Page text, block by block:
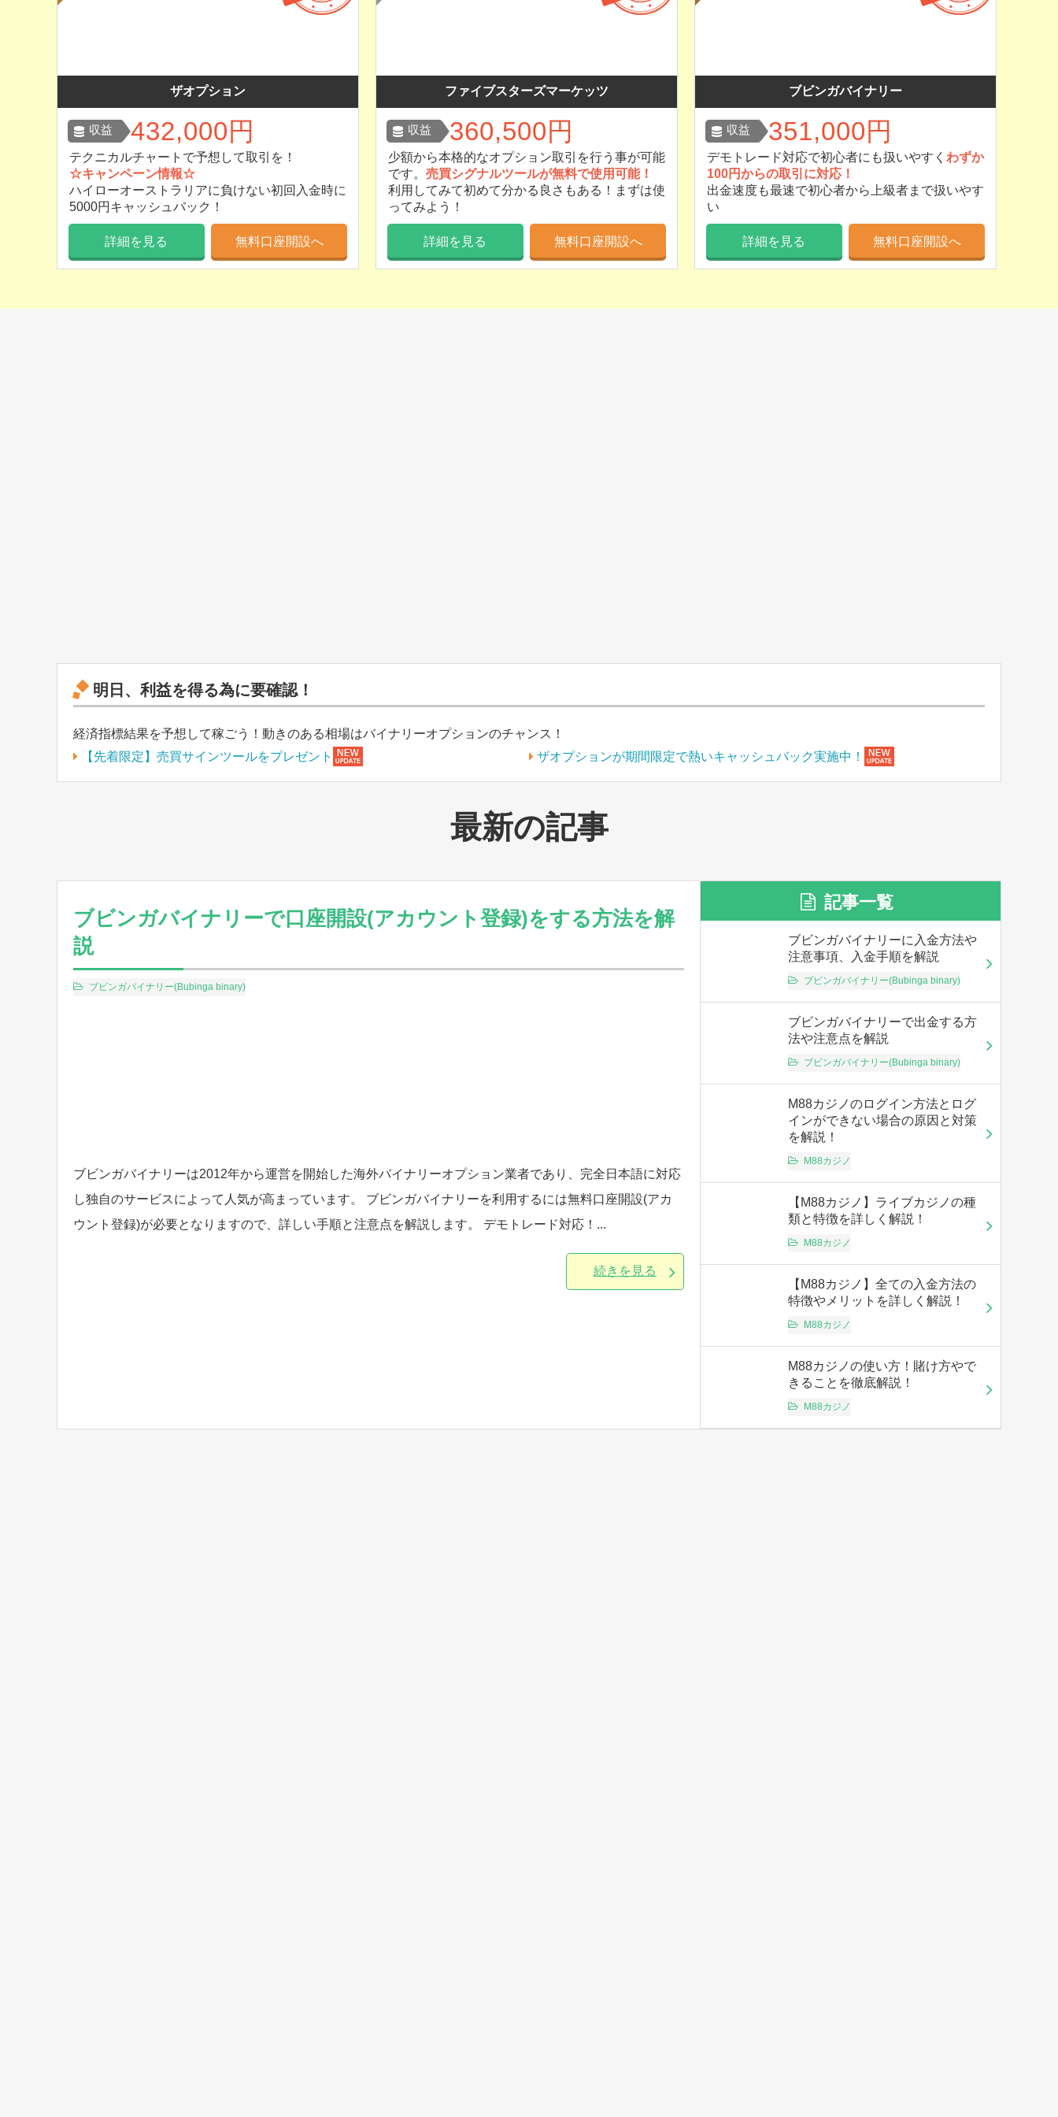
ザオプション
収益 432,000円
テクニカルチャートで予想して取引を！
☆キャンペーン情報☆
ハイローオーストラリアに負けない初回入金時に
5000円キャッシュバック！
詳細を見る 無料口座開設へ
ファイブスターズマーケッツ
収益 360,500円
少額から本格的なオプション取引を行う事が可能
です。 売買シグナルツールが無料で使用可能！
利用してみて初めて分かる良さもある！まずは使
ってみよう！
詳細を見る 無料口座開設へ
ブビンガバイナリー
収益 351,000円
デモトレード対応で初心者にも扱いやすく わずか
100円からの取引に対応！
出金速度も最速で初心者から上級者まで扱いやす
い
詳細を見る 無料口座開設へ
明日、利益を得る為に要確認！
経済指標結果を予想して稼ごう！動きのある相場はバイナリーオプションのチャンス！
【先着限定】売買サインツールをプレゼント
ザオプションが期間限定で熱いキャッシュバック実施中！
最新の記事
ブビンガバイナリーで口座開設(アカウント登録)をする方法を解
説
ブビンガバイナリー(Bubinga binary)
ブビンガバイナリーは2012年から運営を開始した海外バイナリーオプション業者であり、完全日本語に対応
し独自のサービスによって人気が高まっています。 ブビンガバイナリーを利用するには無料口座開設(アカ
ウント登録)が必要となりますので、詳しい手順と注意点を解説します。 デモトレード対応！...
続きを見る
記事一覧
ブビンガバイナリーに入金方法や
注意事項、入金手順を解説
ブビンガバイナリー(Bubinga binary)
ブビンガバイナリーで出金する方
法や注意点を解説
ブビンガバイナリー(Bubinga binary)
M88カジノのログイン方法とログ
インができない場合の原因と対策
を解説！
M88カジノ
【M88カジノ】ライブカジノの種
類と特徴を詳しく解説！
M88カジノ
【M88カジノ】全ての入金方法の
特徴やメリットを詳しく解説！
M88カジノ
M88カジノの使い方！賭け方やで
きることを徹底解説！
M88カジノ